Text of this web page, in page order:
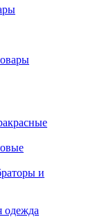
и
одежда